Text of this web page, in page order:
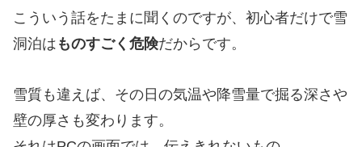
こういう話をたまに聞くのですが、初心者だけで雪
洞泊は ものすごく危険だからです。
雪質も違えば、その日の気温や降雪量で掘る深さや
壁の厚さも変わります。